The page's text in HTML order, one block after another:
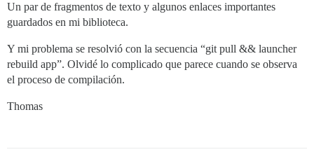
Un par de fragmentos de texto y algunos enlaces importantes
guardados en mi biblioteca.
Y mi problema se resolvió con la secuencia “git pull && launcher
rebuild app”. Olvidé lo complicado que parece cuando se observa
el proceso de compilación.
Thomas